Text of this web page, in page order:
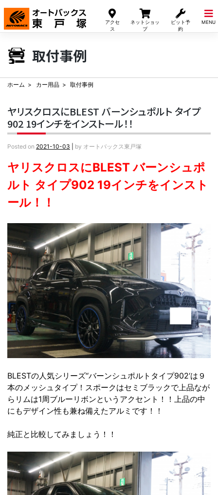
アクセ
ス
ネットショッ
プ
ピット予
約
MENU
Skip
content
取付事例
ホーム カー用品 取付事例
ヤリスクロスにBLEST バーンシュポルト タイプ
902 19インチをインストール！！
Posted on 2021-10-03 by オートバックス東戸塚
ヤリスクロスにBLEST バーンシュポ
ルト タイプ902 19インチをインスト
ール！！
BLESTの人気シリーズ‘‘バーンシュポルトタイプ902‘は９
本のメッシュタイプ！スポークはセミブラックで上品なが
らリムは1周ブルーリボンというアクセント！！上品の中
にもデザイン性も兼ね備えたアルミです！！
純正と比較してみましょう！！